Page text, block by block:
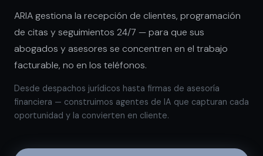
ARIA gestiona la recepción de clientes, programación
de citas y seguimientos 24/7 — para que sus
abogados y asesores se concentren en el trabajo
facturable, no en los teléfonos.
Desde despachos jurídicos hasta firmas de asesoría
financiera — construimos agentes de IA que capturan cada
oportunidad y la convierten en cliente.